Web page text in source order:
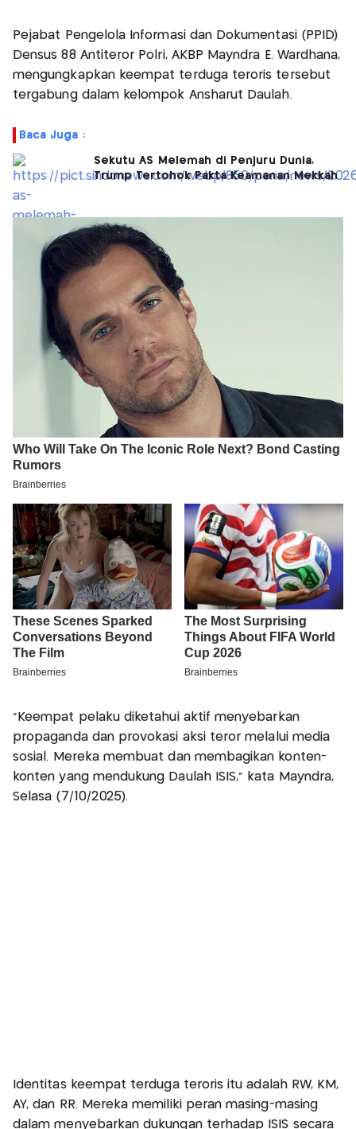
Pejabat Pengelola Informasi dan Dokumentasi (PPID)
Densus 88 Antiteror Polri, AKBP Mayndra E. Wardhana,
mengungkapkan keempat terduga teroris tersebut
tergabung dalam kelompok Ansharut Daulah.
Baca Juga :
Sekutu AS Melemah di Penjuru Dunia,
Trump Tertohok Pakta Keamanan Mekkah
“Keempat pelaku diketahui aktif menyebarkan
propaganda dan provokasi aksi teror melalui media
sosial. Mereka membuat dan membagikan konten-
konten yang mendukung Daulah ISIS,” kata Mayndra,
Selasa (7/10/2025).
Identitas keempat terduga teroris itu adalah RW, KM,
AY, dan RR. Mereka memiliki peran masing-masing
dalam menyebarkan dukungan terhadap ISIS secara